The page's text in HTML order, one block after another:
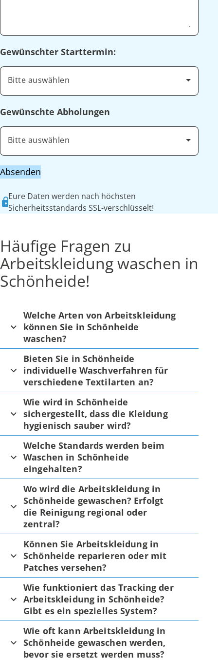
Gewünschter Starttermin:
Bitte auswählen
Gewünschte Abholungen
Bitte auswählen
Absenden
Eure Daten werden nach höchsten
Sicherheitsstandards SSL-verschlüsselt!
Häufige Fragen zu
Arbeitskleidung waschen in
Schönheide!
Welche Arten von Arbeitskleidung
können Sie in Schönheide
waschen?
Bieten Sie in Schönheide
individuelle Waschverfahren für
verschiedene Textilarten an?
Wie wird in Schönheide
sichergestellt, dass die Kleidung
hygienisch sauber wird?
Welche Standards werden beim
Waschen in Schönheide
eingehalten?
Wo wird die Arbeitskleidung in
Schönheide gewaschen? Erfolgt
die Reinigung regional oder
zentral?
Können Sie Arbeitskleidung in
Schönheide reparieren oder mit
Patches versehen?
Wie funktioniert das Tracking der
Arbeitskleidung in Schönheide?
Gibt es ein spezielles System?
Wie oft kann Arbeitskleidung in
Schönheide gewaschen werden,
bevor sie ersetzt werden muss?